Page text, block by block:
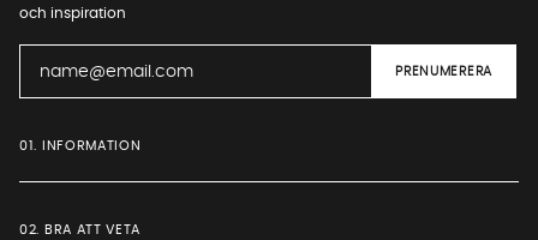
och inspiration
01. INFORMATION
02. BRA ATT VETA